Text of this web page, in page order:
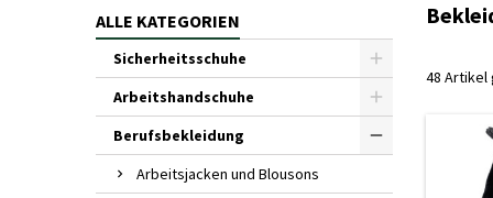
ALLE KATEGORIEN
Sicherheitsschuhe
Arbeitshandschuhe
Berufsbekleidung
Arbeitsjacken und Blousons
48 Artikel